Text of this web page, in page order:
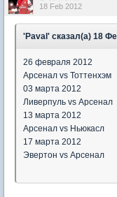
18 Feb 2012
'Paval' сказал(а) 18
26 февраля 2012
Арсенал vs Тоттенхэм
03 марта 2012
Ливерпуль vs Арсенал
13 марта 2012
Арсенал vs Ньюкасл
17 марта 2012
Эвертон vs Арсенал